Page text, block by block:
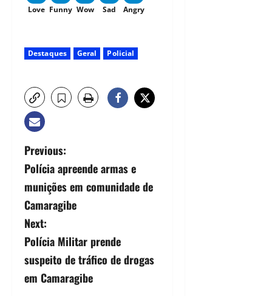
Love Funny Wow
Sad
Angry
Destaques Geral Policial
Previous:
Polícia apreende armas e
munições em comunidade de
Camaragibe
Next:
Polícia Militar prende
suspeito de tráfico de drogas
em Camaragibe